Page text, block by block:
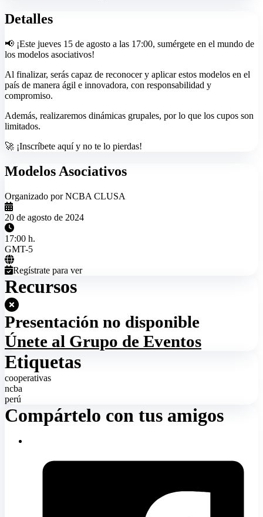
Detalles
📢 ¡Este jueves 15 de agosto a las 17:00, sumérgete en el mundo de
los modelos asociativos!
Al finalizar, serás capaz de reconocer y aplicar estos modelos en el
país de manera ágil e innovadora, con responsabilidad y
compromiso.
Además, realizaremos dinámicas grupales, por lo que los cupos son
limitados.
🚀 ¡Inscríbete aquí y no te lo pierdas!
Modelos Asociativos
Organizado por NCBA CLUSA
20 de agosto de 2024
17:00 h.
GMT-5
Regístrate para ver
Recursos
Presentación no disponible
Únete al Grupo de Eventos
Etiquetas
cooperativas
ncba
perú
Compártelo con tus amigos